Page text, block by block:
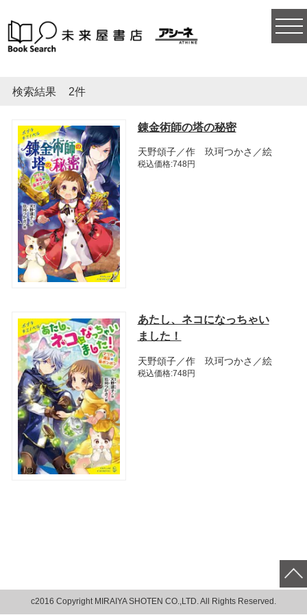
検索結果 2件
錬金術師の塔の秘密
天野頌子／作 玖珂つかさ／絵
税込価格:748円
あたし、ネコになっちゃい
ました！
天野頌子／作 玖珂つかさ／絵
税込価格:748円
c2016 Copyright MIRAIYA SHOTEN CO.,LTD. All Rights Reserved.